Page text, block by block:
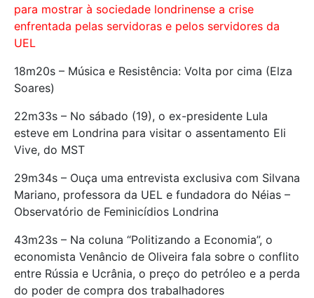
para mostrar à sociedade londrinense a crise
enfrentada pelas servidoras e pelos servidores da
UEL
18m20s – Música e Resistência: Volta por cima (Elza
Soares)
22m33s – No sábado (19), o ex-presidente Lula
esteve em Londrina para visitar o assentamento Eli
Vive, do MST
29m34s – Ouça uma entrevista exclusiva com Silvana
Mariano, professora da UEL e fundadora do Néias –
Observatório de Feminicídios Londrina
43m23s – Na coluna “Politizando a Economia”, o
economista Venâncio de Oliveira fala sobre o conflito
entre Rússia e Ucrânia, o preço do petróleo e a perda
do poder de compra dos trabalhadores